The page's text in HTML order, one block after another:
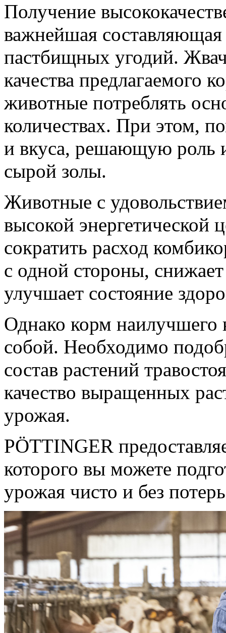
Получение
важнейшая
пастбищных угодий.
качества предлагаемого
животные потреблять
количествах. При этом,
и вкуса, решающую роль
сырой золы.
Животные с
высокой энергетической
сократить расход
с одной стороны,
улучшает состояние
Однако корм наилучшего
собой. Необходимо
состав растений
качество выращенных
урожая.
PÖTTINGER
которого вы можете
урожая чисто и без